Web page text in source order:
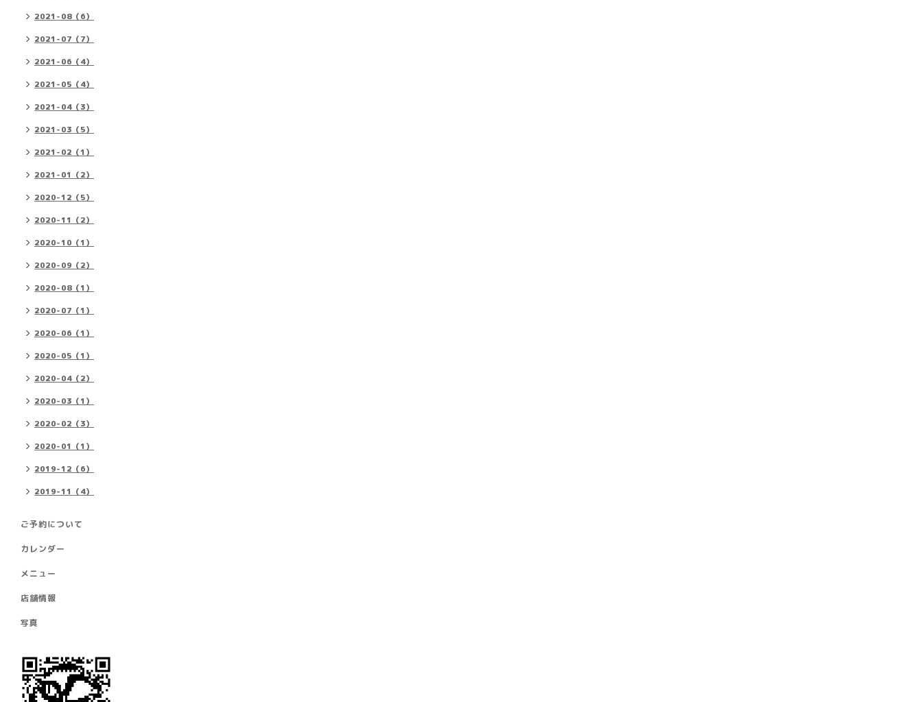
2021-08（6）
2021-07（7）
2021-06（4）
2021-05（4）
2021-04（3）
2021-03（5）
2021-02（1）
2021-01（2）
2020-12（5）
2020-11（2）
2020-10（1）
2020-09（2）
2020-08（1）
2020-07（1）
2020-06（1）
2020-05（1）
2020-04（2）
2020-03（1）
2020-02（3）
2020-01（1）
2019-12（6）
2019-11（4）
ご予約について
カレンダー
メニュー
店舗情報
写真